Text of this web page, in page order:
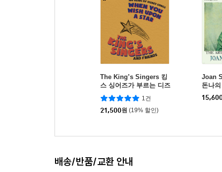
The King’s Singers 킹
스 싱어즈가 부르는 디즈
니 음악 모음집 (When Y
ou Wish Upon a Star: 1
00 Years of Disney Son
1건
21,500원 (19% 할인)
Joan
돈나
the
배송/반품/교환 안내